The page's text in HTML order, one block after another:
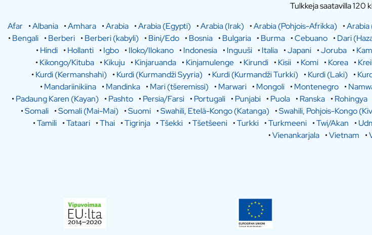
Tulkkeja saatavilla 120
Afar •Albania •Amhara •Arabia •Arabia (Egypti) •Arabia (Irak) •Arabia (Pohjois-Afrikka) •Arabia
•Bengali •Berberi •Berberi (kabyli) •Bini/Edo •Bosnia •Bulgaria •Burma •Cebuano •Dari
•Hindi •Hollanti •Igbo •Iloko/Ilokano •Indonesia •Inguuši •Italia •Japani •Joruba •
•Kikongo/Kituba •Kikuju •Kinjaruanda •Kinjamulenge •Kirundi •Kisii •Komi •Korea •
•Kurdi (Kermanshahi) •Kurdi (Kurmandži Syyria) •Kurdi (Kurmandži Turkki) •Kurdi (Laki) •
•Mandariinikiina •Mandinka •Mari (tšeremissi) •Marwari •Mongoli •Montenegro •
•Padaung Karen (Kayan) •Pashto •Persia/Farsi •Portugali •Punjabi •Puola •Ranska •Rohingya
•Somali •Somali (Mai-Mai) •Suomi •Swahili, Etelä-Kongo (Katanga) •Swahili, Pohjois-Kongo
•Tamili •Tataari •Thai •Tigrinja •Tšekki •Tšetšeeni •Turkki •Turkmeeni •Twi/Akan •
•Vienankarjala •Vietnam •